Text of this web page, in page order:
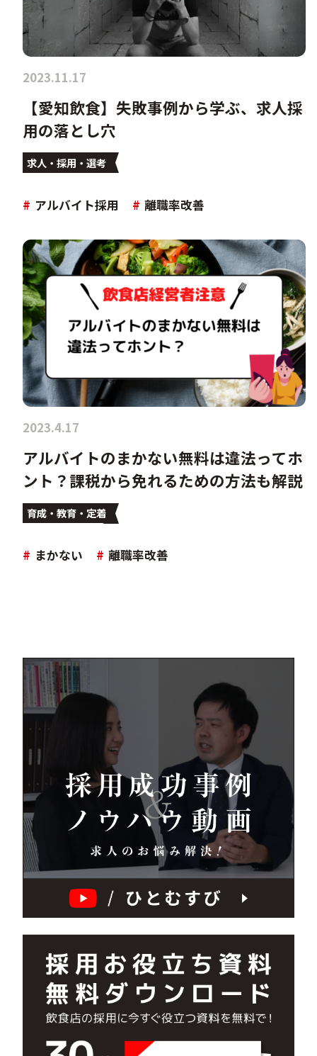
2023.11.17
【愛知飲食】失敗事例から学ぶ、求人採
用の落とし穴
求人・採用・選考
# アルバイト採用 # 離職率改善
2023.4.17
アルバイトのまかない無料は違法ってホ
ント？課税から免れるための方法も解説
育成・教育・定着
# まかない # 離職率改善